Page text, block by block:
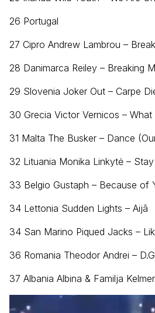
26 Portugal
27 Cipro Andrew Lambrou –
28 Danimarca Reiley – Breaking
29 Slovenia Joker Out – Carpe
30 Grecia Victor Vernicos –
31 Malta The Busker – Dance
32 Lituania Monika Linkytė – Stay
33 Belgio Gustaph – Because of
34 Lettonia Sudden Lights – Aijā
34 San Marino Piqued Jacks –
36 Romania Theodor Andrei –
37 Albania Albina & Familja